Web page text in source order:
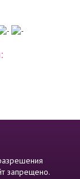
запрещено.